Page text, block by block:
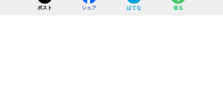
ポスト シェア はてな 送る